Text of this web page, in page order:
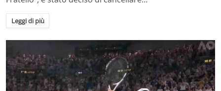
Leggi di più